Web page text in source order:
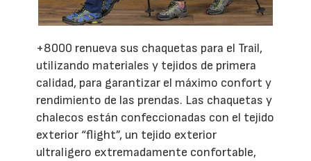
+8000 renueva sus chaquetas para el Trail,
utilizando materiales y tejidos de primera
calidad, para garantizar el máximo confort y
rendimiento de las prendas. Las chaquetas y
chalecos están confeccionadas con el tejido
exterior “flight”, un tejido exterior
ultraligero extremadamente confortable,